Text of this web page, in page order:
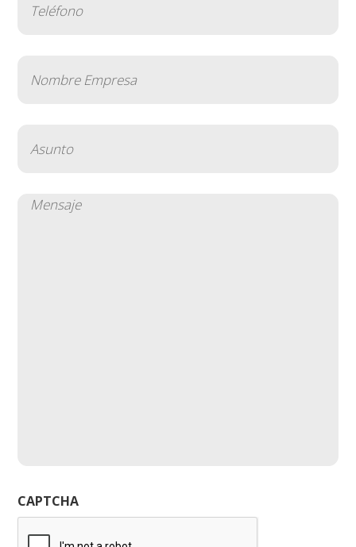
(Obligatorio)
Empresa
(Obligatorio)
Mensaje
CAPTCHA